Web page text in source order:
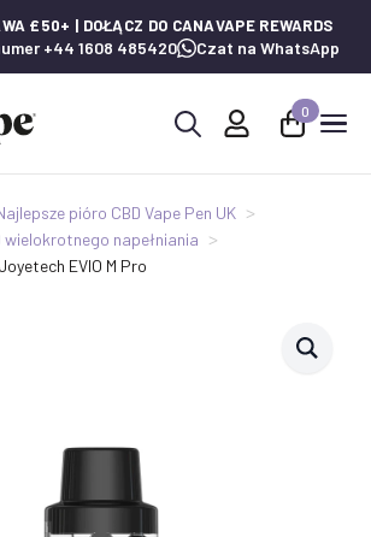
£50+ | DOŁĄCZ DO CANAVAPE REWARDS
+44 1608 485420 Czat na WhatsApp
0
pióro CBD Vape Pen UK
wielokrotnego napełniania
EVIO M Pro